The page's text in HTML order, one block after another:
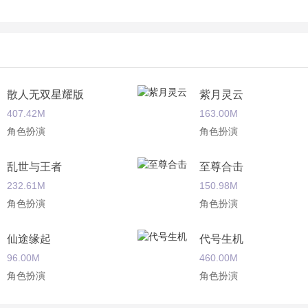
散人无双星耀版
407.42M
角色扮演
紫月灵云
163.00M
角色扮演
乱世与王者
232.61M
角色扮演
至尊合击
150.98M
角色扮演
仙途缘起
96.00M
角色扮演
代号生机
460.00M
角色扮演